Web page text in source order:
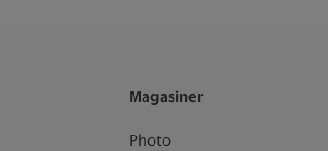
Magasiner
Photo